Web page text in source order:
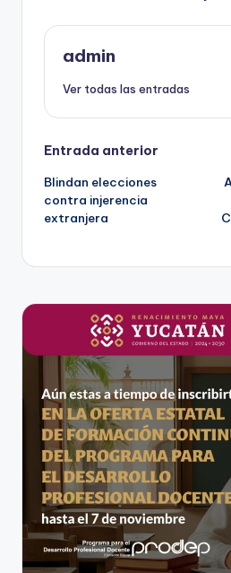
admin
Ver todas las entradas
Navegación
de
entradas
Entrada anterior
Blindan elecciones
contra injerencia
extranjera